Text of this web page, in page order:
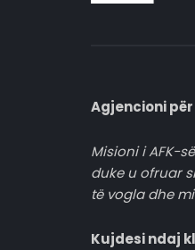
Agjencioni
Misioni i AFK-
duke u ofruar
të vogla dhe
Kujdesi ndaj